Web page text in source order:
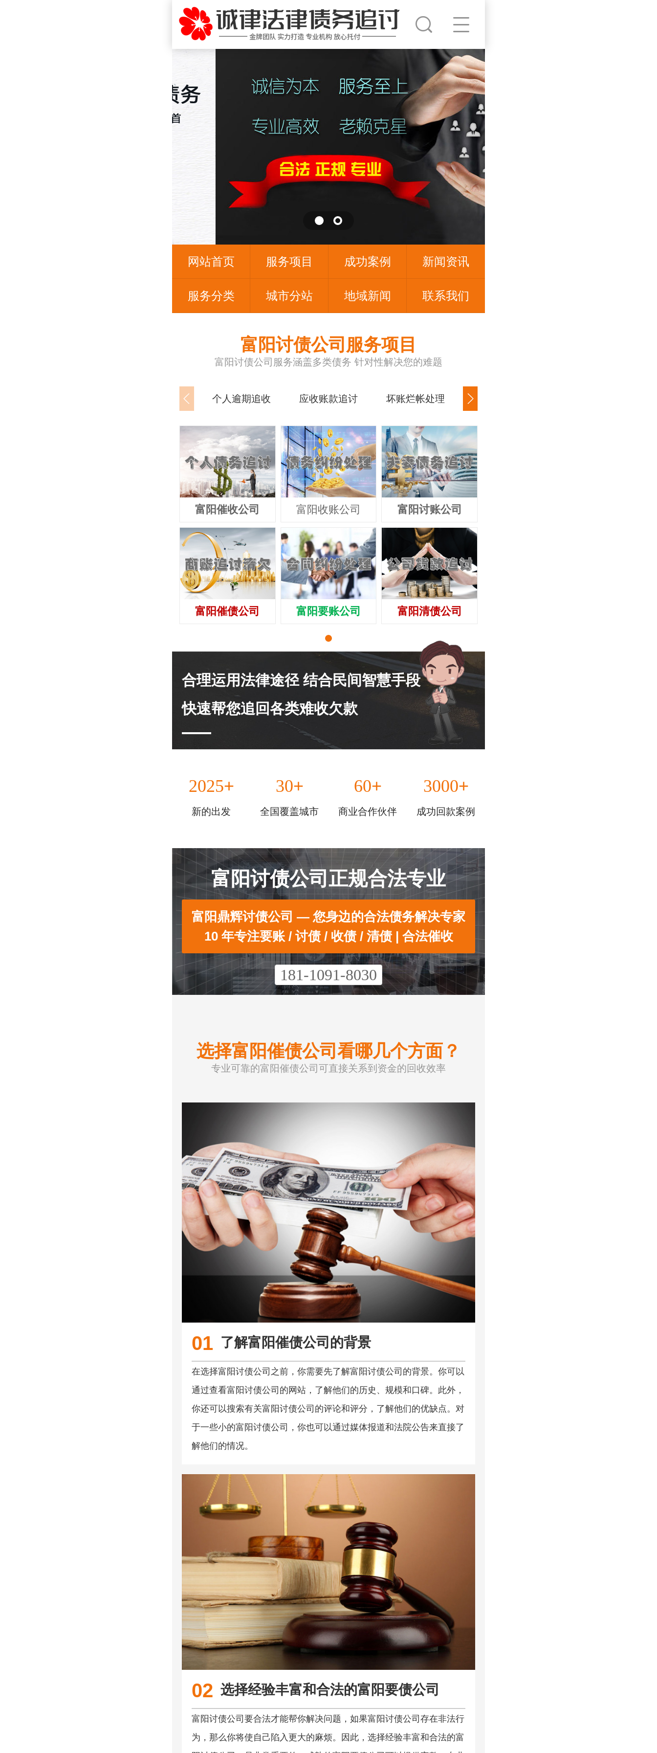
网站首页 服务项目 成功案例 新闻资讯
服务分类 城市分站 地域新闻 联系我们
富阳讨债公司服务项目
富阳讨债公司服务涵盖多类债务 针对性解决您的难题
个人逾期追收 应收账款追讨 坏账烂帐处理 公司货款追讨
富阳催收公司
富阳催债公司
富阳收账公司
富阳要账公司
富阳讨账公司
富阳清债公司
合理运用法律途径 结合民间智慧手段
快速帮您追回各类难收欠款
2025+
新的出发
30+
全国覆盖城市
60+
商业合作伙伴
3000+
成功回款案例
富阳讨债公司正规合法专业
富阳鼎辉讨债公司 — 您身边的合法债务解决专家
10 年专注要账 / 讨债 / 收债 / 清债 | 合法催收
181-1091-8030
选择富阳催债公司看哪几个方面？
专业可靠的富阳催债公司可直接关系到资金的回收效率
01 了解富阳催债公司的背景
在选择富阳讨债公司之前，你需要先了解富阳讨债公司的背景。你可以
通过查看富阳讨债公司的网站，了解他们的历史、规模和口碑。此外，
你还可以搜索有关富阳讨债公司的评论和评分，了解他们的优缺点。对
于一些小的富阳讨债公司，你也可以通过媒体报道和法院公告来直接了
解他们的情况。
02 选择经验丰富和合法的富阳要债公司
富阳讨债公司要合法才能帮你解决问题，如果富阳讨债公司存在非法行
为，那么你将使自己陷入更大的麻烦。因此，选择经验丰富和合法的富